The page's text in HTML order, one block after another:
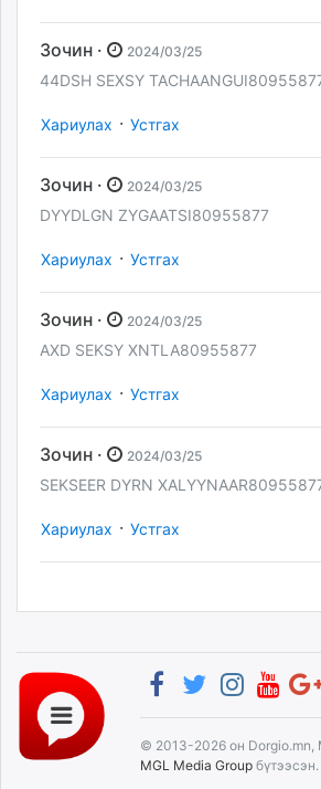
Зочин · 2024/03/25
44DSH SEXSY
Хариулах · Устгах
Зочин · 2024/03/25
DYYDLGN ZYGAATSI80955877
Хариулах · Устгах
Зочин · 2024/03/25
AXD SEKSY XNTLA80955877
Хариулах · Устгах
Зочин · 2024/03/25
SEKSEER DYRN
Хариулах · Устгах
© 2013-2026 он Dorgio.mn,
MGL Media Group бүтээсэн.